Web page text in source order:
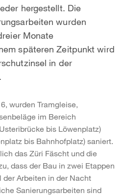
hergestellt. Die
wurden
Monate
späteren Zeitpunkt wird
in der
wurden Tramgleise,
im Bereich
bis Löwenplatz)
bis Bahnhofplatz) saniert.
das Züri Fäscht und die
dass der Bau in zwei Etappen
Arbeiten in der Nacht
Sanierungsarbeiten sind